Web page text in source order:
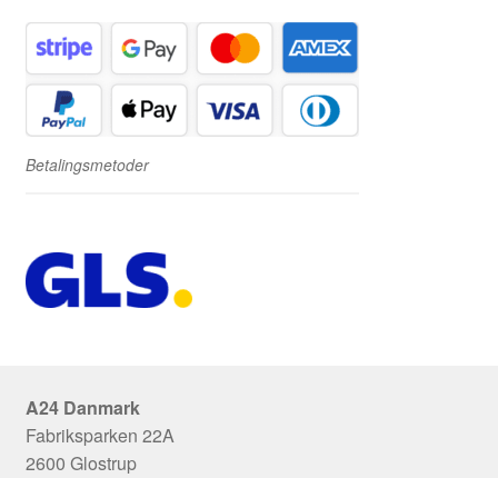
Betalingsmetoder
A24 Danmark
Fabriksparken 22A
2600 Glostrup